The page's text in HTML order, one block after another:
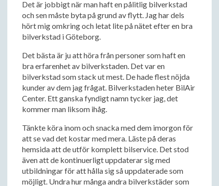
Det är jobbigt när man haft en pålitlig bilverkstad
och sen måste byta på grund av flytt. Jag har dels
hört mig omkring och letat lite på nätet efter en bra
bilverkstad i Göteborg.
Det bästa är ju att höra från personer som haft en
bra erfarenhet av bilverkstaden. Det var en
bilverkstad som stack ut mest. De hade flest nöjda
kunder av dem jag frågat. Bilverkstaden heter BilAir
Center. Ett ganska fyndigt namn tycker jag, det
kommer man liksom ihåg.
Tänkte köra inom och snacka med dem imorgon för
att se vad det kostar med mera. Läste på deras
hemsida att de utför komplett bilservice. Det stod
även att de kontinuerligt uppdaterar sig med
utbildningar för att hålla sig så uppdaterade som
möjligt. Undra hur många andra bilverkstäder som